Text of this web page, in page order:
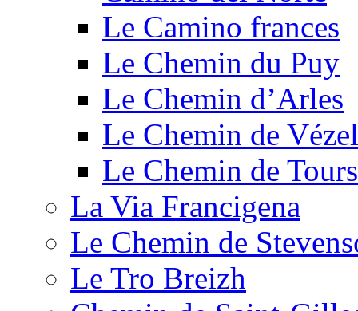
Le Camino frances
Le Chemin du Puy
Le Chemin d’Arles
Le Chemin de
Le Chemin de Tours
La Via Francigena
Le Chemin de
Le Tro Breizh